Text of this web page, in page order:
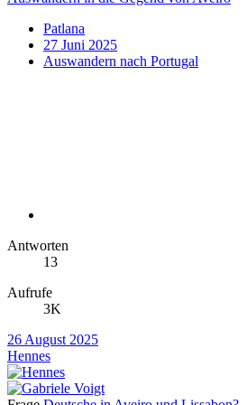
Patlana
27 Juni 2025
Auswandern nach Portugal
Antworten
13
Aufrufe
3K
26 August 2025
Hennes